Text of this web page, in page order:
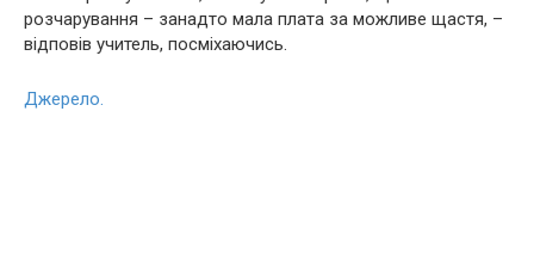
розчарування – занадто мала плата за можливе щастя, –
відповів учитель, посміхаючись.
Джерело.